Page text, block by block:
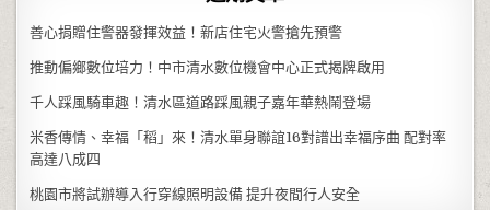
善心捐贈住警器發揮效益！新店住宅火警搶先預警
推動偏鄉數位培力！中市清水數位機會中心正式揭牌啟用
千人踩風騎車趣！清水區道路踩風親子嘉年華熱鬧登場
米香傳情、幸福「稻」來！清水單身聯誼16對譜出幸福序曲 配對率
高達八成四
桃園市將試辦導入行穿線照明設備 提升夜間行人安全